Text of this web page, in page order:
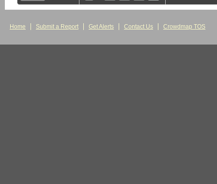
Home Submit a Report Get Alerts Contact Us Crowdmap TOS